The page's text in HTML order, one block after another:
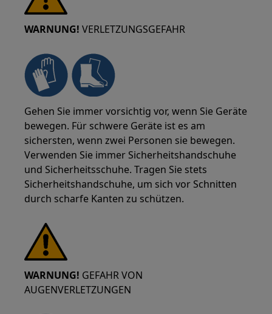
WARNUNG! VERLETZUNGSGEFAHR
Gehen Sie immer vorsichtig vor, wenn Sie Geräte
bewegen. Für schwere Geräte ist es am
sichersten, wenn zwei Personen sie bewegen.
Verwenden Sie immer Sicherheitshandschuhe
und Sicherheitsschuhe. Tragen Sie stets
Sicherheitshandschuhe, um sich vor Schnitten
durch scharfe Kanten zu schützen.
WARNUNG! GEFAHR VON
AUGENVERLETZUNGEN